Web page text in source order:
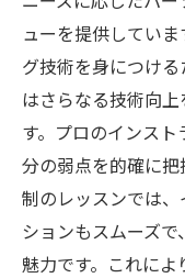
ューを提供してい
グ技術を身につけ
はさらなる技術向
す。プロのインス
分の弱点を的確に
制のレッスンでは
ションもスムーズ
魅力です。これに